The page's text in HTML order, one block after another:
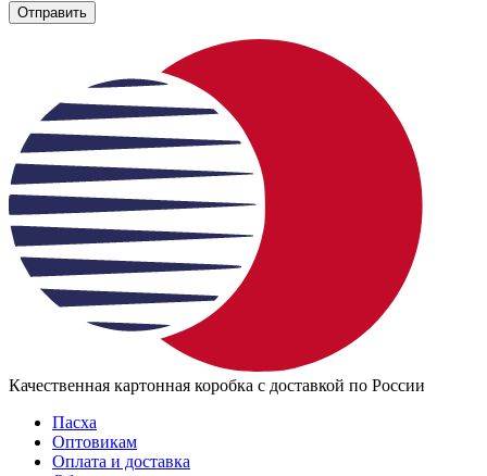
Отправить
Качественная картонная коробка с доставкой по России
Пасха
Оптовикам
Оплата и доставка